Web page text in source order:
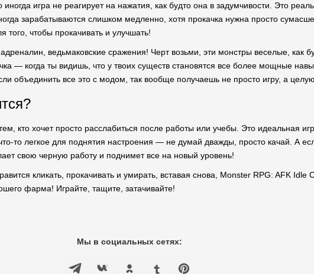
игра не реагирует на нажатия, как будто она в задумчивости. Это
зарабатываются слишком медленно, хотя прокачка нужна просто
того, чтобы прокачивать и улучшать!
ведьмаковские сражения! Черт возьми, эти монстры веселые, как
— когда ты видишь, что у твоих существ становятся все более мощные
объединить все это с модом, так вообще получаешь не просто игру, а
кто хочет просто расслабиться после работы или учебы. Это идеальная
то легкое для поднятия настроения — не думай дважды, просто качай. А
свою черную работу и поднимет все на новый уровень!
кликать, прокачивать и умирать, вставая снова, Monster RPG: AFK
фарма! Играйте, тащите, затачивайте!
Мы в социальных сетях: